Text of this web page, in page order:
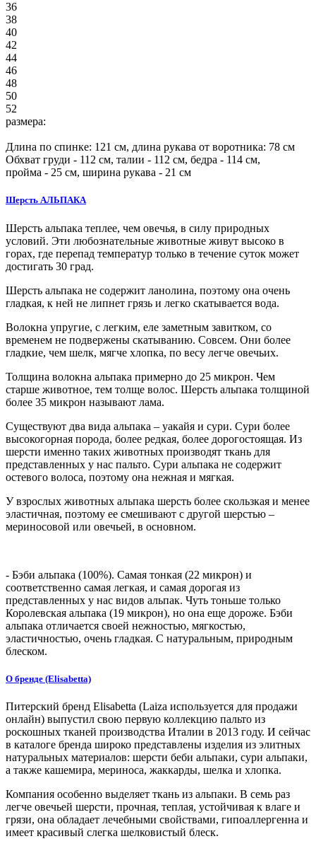
36
38
40
42
44
46
48
50
52
размера:
Длина по спинке: 121 см, длина рукава от воротника: 78 см
Обхват груди - 112 см, талии - 112 см, бедра - 114 см,
пройма - 25 см, ширина рукава - 21 см
Шерсть АЛЬПАКА
Шерсть альпака теплее, чем овечья, в силу природных
условий. Эти любознательные животные живут высоко в
горах, где перепад температур только в течение суток может
достигать 30 град.
Шерсть альпака не содержит ланолина, поэтому она очень
гладкая, к ней не липнет грязь и легко скатывается вода.
Волокна упругие, с легким, еле заметным завитком, со
временем не подвержены скатыванию. Совсем. Они более
гладкие, чем шелк, мягче хлопка, по весу легче овечьих.
Толщина волокна альпака примерно до 25 микрон. Чем
старше животное, тем толще волос. Шерсть альпака толщиной
более 35 микрон называют лама.
Существуют два вида альпака – уакайя и сури. Сури более
высокогорная порода, более редкая, более дорогостоящая. Из
шерсти именно таких животных производят ткань для
представленных у нас пальто. Сури альпака не содержит
остевого волоса, поэтому она нежная и мягкая.
У взрослых животных альпака шерсть более скользкая и менее
эластичная, поэтому ее смешивают с другой шерстью –
мериносовой или овечьей, в основном.
- Бэби альпака (100%). Самая тонкая (22 микрон) и
соответственно самая легкая, и самая дорогая из
представленных у нас видов альпак. Чуть тоньше только
Королевская альпака (19 микрон), но она еще дороже. Бэби
альпака отличается своей нежностью, мягкостью,
эластичностью, очень гладкая. С натуральным, природным
блеском.
О бренде (Elisabetta)
Питерский бренд Elisabetta (Laiza используется для продажи
онлайн) выпустил свою первую коллекцию пальто из
роскошных тканей производства Италии в 2013 году. И сейчас
в каталоге бренда широко представлены изделия из элитных
натуральных материалов: шерсти беби альпаки, сури альпаки,
а также кашемира, мериноса, жаккарды, шелка и хлопка.
Компания особенно выделяет ткань из альпаки. В семь раз
легче овечьей шерсти, прочная, теплая, устойчивая к влаге и
грязи, она обладает лечебными свойствами, гипоаллергенна и
имеет красивый слегка шелковистый блеск.